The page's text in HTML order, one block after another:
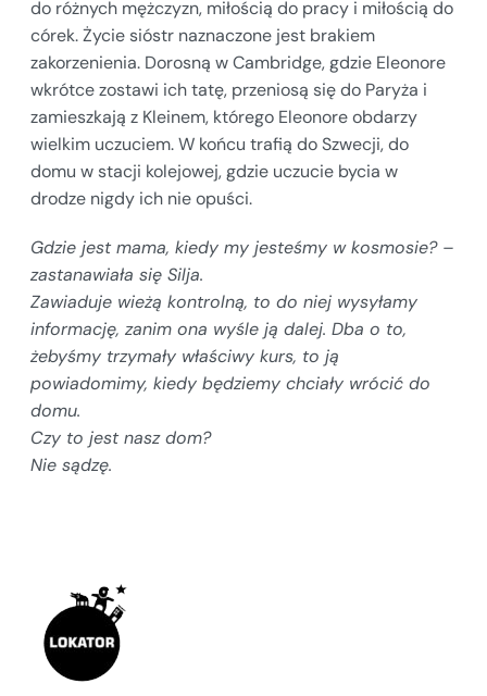
do różnych mężczyzn, miłością do pracy i miłością do
córek. Życie sióstr naznaczone jest brakiem
zakorzenienia. Dorosną w Cambridge, gdzie Eleonore
wkrótce zostawi ich tatę, przeniosą się do Paryża i
zamieszkają z Kleinem, którego Eleonore obdarzy
wielkim uczuciem. W końcu trafią do Szwecji, do
domu w stacji kolejowej, gdzie uczucie bycia w
drodze nigdy ich nie opuści.
Gdzie jest mama, kiedy my jesteśmy w kosmosie? –
zastanawiała się Silja.
Zawiaduje wieżą kontrolną, to do niej wysyłamy
informację, zanim ona wyśle ją dalej. Dba o to,
żebyśmy trzymały właściwy kurs, to ją
powiadomimy, kiedy będziemy chciały wrócić do
domu.
Czy to jest nasz dom?
Nie sądzę.